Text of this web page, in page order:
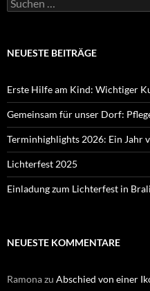
nach:
NEUESTE BEITRÄGE
Erste Hilfe am Kind: Wichtiger
Gemeinsam für unser Dorf:
Terminhighlights 2026: Ein Jahr
Lichterfest 2025
Einladung zum Lichterfest in
NEUESTE KOMMENTARE
Ramonazu Abschied von einer